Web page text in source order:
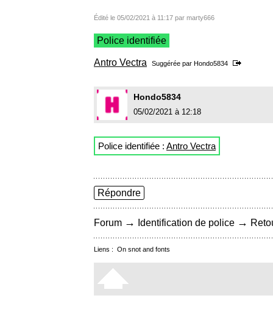
Édité le 05/02/2021 à 11:17 par marty666
Police identifiée
Antro Vectra Suggérée par Hondo5834
Hondo5834
05/02/2021 à 12:18
Police identifiée : Antro Vectra
Répondre
Forum → Identification de police →
Liens : On snot and fonts